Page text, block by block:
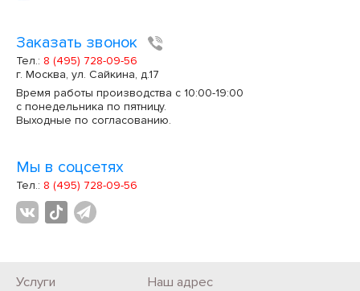
Заказать звонок
Тел.: 8 (495) 728-09-56
г. Москва, ул. Сайкина, д.17
Время работы производства с 10:00-19:00
с понедельника по пятницу.
Выходные по согласованию.
Мы в соцсетях
Тел.: 8 (495) 728-09-56
Услуги Наш адрес